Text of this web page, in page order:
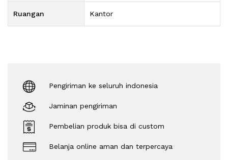
Ruangan Kantor
Pengiriman ke seluruh indonesia
Jaminan pengiriman
Pembelian produk bisa di custom
Belanja online aman dan terpercaya